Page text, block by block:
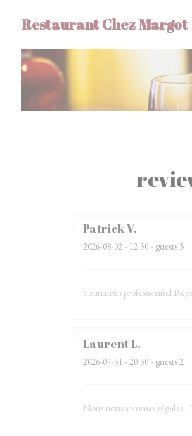
Restaurant Chez Margot
PatrickV
2026-08-02 - 12:30 - guests 3
Souriantes professionnel
LaurentL
2026-07-31 - 20:30 - guests 2
Nous nous sommes régalés